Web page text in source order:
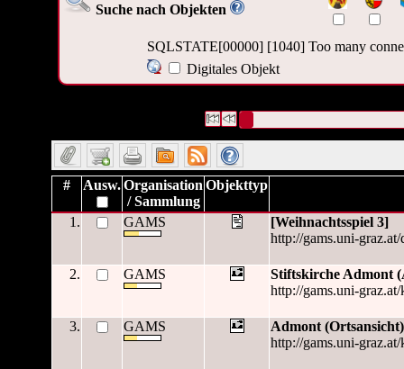
Suche nach Objekten
SQLSTATE[00000] [1040] Too many
Digitales Objekt
# Ausw.Organisation
/ Sammlung
Objekttyp
1. GAMS
[Weihnachtsspiel 3]
http://gams.uni-
2. GAMS
Stiftskirche Admont
http://gams.uni-
3. GAMS
Admont (Ortsansicht)
http://gams.uni-